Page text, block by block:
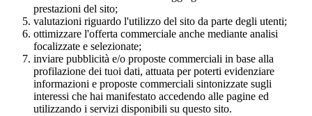
prestazioni del sito;
valutazioni riguardo l'utilizzo del sito da parte degli utenti;
ottimizzare l'offerta commerciale anche mediante analisi
focalizzate e selezionate;
inviare pubblicità e/o proposte commerciali in base alla
profilazione dei tuoi dati, attuata per poterti evidenziare
informazioni e proposte commerciali sintonizzate sugli
interessi che hai manifestato accedendo alle pagine ed
utilizzando i servizi disponibili su questo sito.